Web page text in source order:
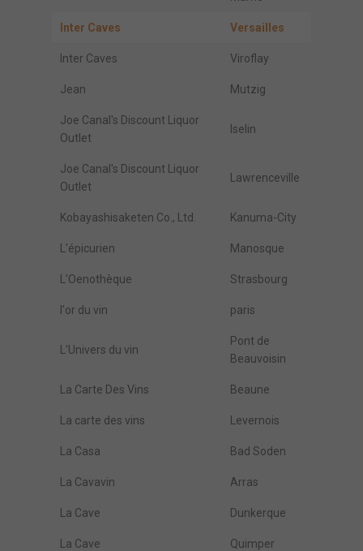
Inter Caves Versailles
Inter Caves Viroflay
Jean Mutzig
Joe Canal's Discount Liquor
Outlet
Iselin
Joe Canal's Discount Liquor
Outlet
Lawrenceville
Kobayashisaketen Co., Ltd. Kanuma-City
L'épicurien Manosque
L'Oenothèque Strasbourg
l'or du vin paris
L'Univers du vin
Pont de
Beauvoisin
La Carte Des Vins Beaune
La carte des vins Levernois
La Casa Bad Soden
La Cavavin Arras
La Cave Dunkerque
La Cave Quimper